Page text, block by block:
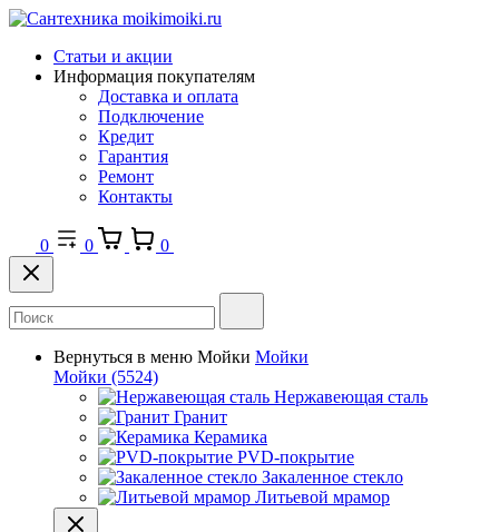
Статьи и акции
Информация покупателям
Доставка и оплата
Подключение
Кредит
Гарантия
Ремонт
Контакты
0 0 0
Вернуться в меню Мойки Мойки
Мойки (5524)
Нержавеющая сталь
Гранит
Керамика
PVD-покрытие
Закаленное стекло
Литьевой мрамор